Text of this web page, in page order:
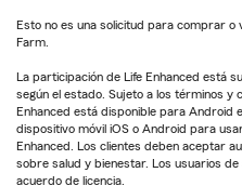
Esto no es una solicitud para comprar
Farm.
La participación de Life Enhanced está
según el estado. Sujeto a los términos y
Enhanced está disponible para Android
dispositivo móvil iOS o Android para
Enhanced. Los clientes deben aceptar
sobre salud y bienestar. Los usuarios
acuerdo de licencia.